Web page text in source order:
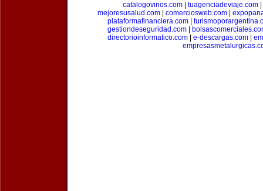
catalogovinos.com
tuagenciadeviaje.com
mejoresusalud.com
comerciosweb.com
plataformafinanciera.com
gestiondeseguridad.com
directorioinformatico.com
e-descargas.com